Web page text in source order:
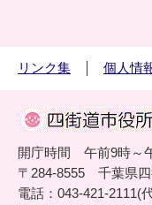
リンク集 個人情
開庁時間 午前9時～
〒284-8555 千葉県
電話：043-421-2111(代